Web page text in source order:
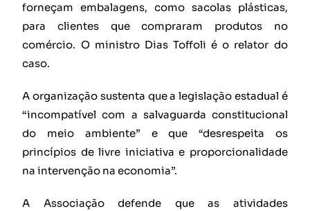
forneçam embalagens, como sacolas plásticas,
para clientes que compraram produtos no
comércio. O ministro Dias Toffoli é o relator do
caso.
A organização sustenta que a legislação estadual é
“incompatível com a salvaguarda constitucional
do meio ambiente” e que “desrespeita os
princípios de livre iniciativa e proporcionalidade
na intervenção na economia”.
A Associação defende que as atividades